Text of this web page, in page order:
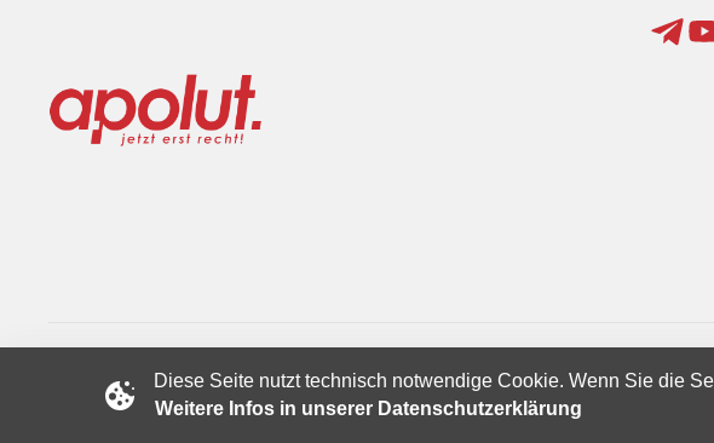
Copyright © 2024 apolut | Jetzt erst recht!. Published apolut Creatives Ltd.
Diese Seite nutzt technisch notwendige Cookie. Wenn Sie die
Weitere Infos in unserer Datenschutzerklärung